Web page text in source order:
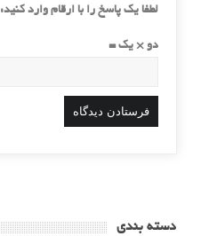
لطفا یک پاسخ را با ارقام وارد کنید:
دو × یک =
دسته بندی